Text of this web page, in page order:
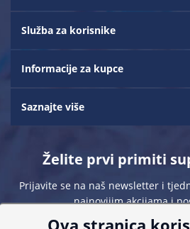
Služba za korisnike
Informacije za kupce
Saznajte više
Želite prvi primiti
Prijavite se na naš newsletter i
najnovijim akcijama i
Ova stranica